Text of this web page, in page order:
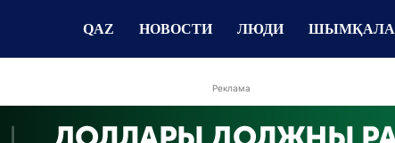
QAZ НОВОСТИ ЛЮДИ ШЫМҚАЛА
Реклама